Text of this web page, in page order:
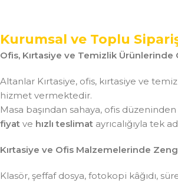
Kurumsal ve Toplu
Ofis, Kırtasiye ve Temizlik Ürünlerinde
Altanlar Kırtasiye, ofis, kırtasiye ve
hizmet vermektedir.
Masa başından sahaya, ofis
fiyat ve hızlı teslimat ayrıcalığıyla tek
Kırtasiye ve Ofis Malzemelerinde
Klasör, şeffaf dosya, fotokopi kâğıdı,